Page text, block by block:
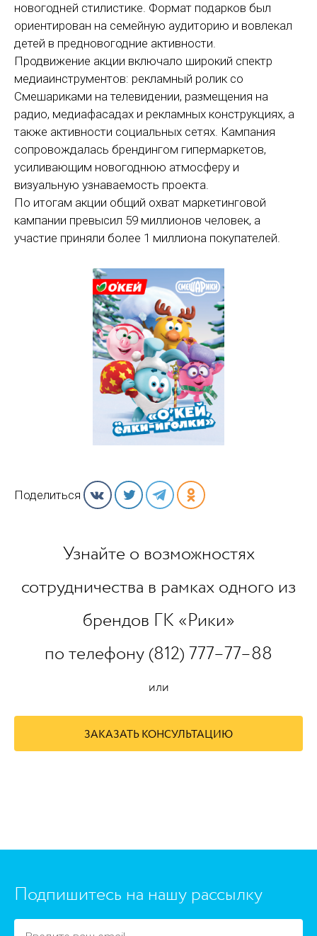
новогодней стилистике. Формат подарков был
ориентирован на семейную аудиторию и вовлекал
детей в предновогодние активности.
Продвижение акции включало широкий спектр
медиаинструментов: рекламный ролик со
Смешариками на телевидении, размещения на
радио, медиафасадах и рекламных конструкциях, а
также активности социальных сетях. Кампания
сопровождалась брендингом гипермаркетов,
усиливающим новогоднюю атмосферу и
визуальную узнаваемость проекта.
По итогам акции общий охват маркетинговой
кампании превысил 59 миллионов человек, а
участие приняли более 1 миллиона покупателей.
Поделиться
Узнайте о возможностях
сотрудничества в рамках одного из
брендов ГК «Рики»
по телефону (812) 777–77–88
или
ЗАКАЗАТЬ КОНСУЛЬТАЦИЮ
Подпишитесь на нашу рассылку